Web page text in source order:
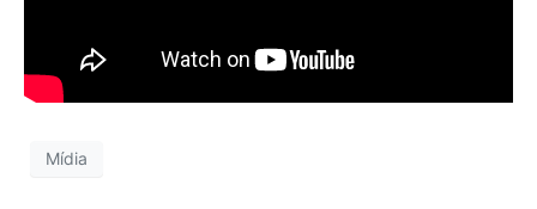
Mídia